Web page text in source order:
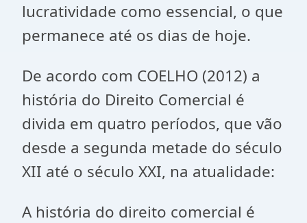
lucratividade como essencial, o que
permanece até os dias de hoje.
De acordo com COELHO (2012) a
história do Direito Comercial é
divida em quatro períodos, que vão
desde a segunda metade do século
XII até o século XXI, na atualidade:
A história do direito comercial é